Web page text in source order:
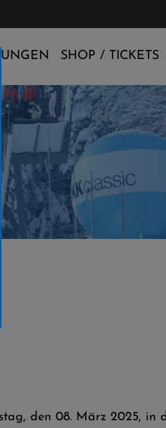
SHOP / TICKETS
den 08. März 2025, in